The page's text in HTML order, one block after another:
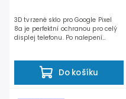
Do košíku
3D tvrzené sklo pro Google Pixel
8a je perfektní ochranou pro celý
displej telefonu. Po nalepení